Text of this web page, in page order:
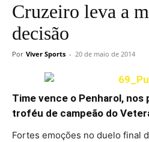
Cruzeiro leva a
decisão
Por Viver Sports - 20 de maio de 2014
Time vence o Penharol, nos
troféu de campeão do
Fortes emoções no duelo final